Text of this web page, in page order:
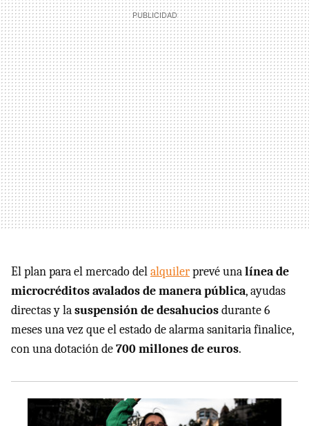
El plan para el mercado delalquilerprevé unalínea de
microcréditos avalados de manera pública, ayudas
directas y lasuspensión de desahuciosdurante 6
meses una vez que el estado de alarma sanitaria finalice,
con una dotación de700 millones de euros.